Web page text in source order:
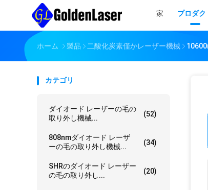
家 プロダク
ホーム 製品 二酸化炭素僅かレーザー機械
カテゴリ
ダイオード レーザーの毛の
取り外し機械...
(52)
808nmダイオード レーザ
ーの毛の取り外し機械...
(34)
SHRのダイオード レーザー
の毛の取り外し...
(20)